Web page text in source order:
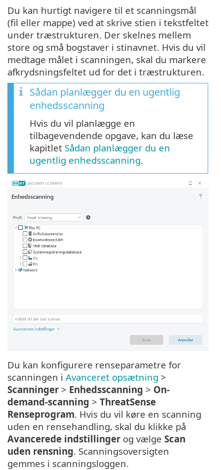
Du kan hurtigt navigere til et scanningsmål
(fil eller mappe) ved at skrive stien i tekstfeltet
under træstrukturen. Der skelnes mellem
store og små bogstaver i stinavnet. Hvis du vil
medtage målet i scanningen, skal du markere
afkrydsningsfeltet ud for det i træstrukturen.
Sådan planlægger du en ugentlig
enhedsscanning
Hvis du vil planlægge en
tilbagevendende opgave, kan du læse
kapitlet Sådan planlægger du en
ugentlig enhedsscanning.
Du kan konfigurere renseparametre for
scanningen i Avanceret opsætning >
Scanninger > Enhedsscanning > On-
demand-scanning > ThreatSense
Renseprogram. Hvis du vil køre en scanning
uden en rensehandling, skal du klikke på
Avancerede indstillinger og vælge Scan
uden rensning. Scanningsoversigten
gemmes i scanningsloggen.